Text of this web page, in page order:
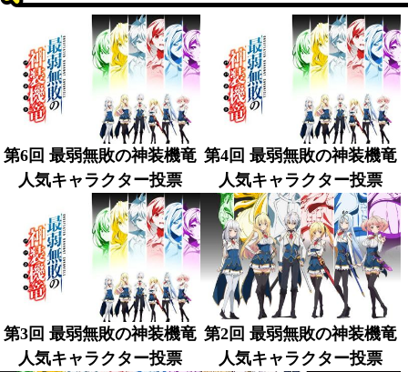
第6回 最弱無敗の神装機竜
人気キャラクター投票
第4回 最弱無敗の神装機竜
人気キャラクター投票
第3回 最弱無敗の神装機竜
人気キャラクター投票
第2回 最弱無敗の神装機竜
人気キャラクター投票